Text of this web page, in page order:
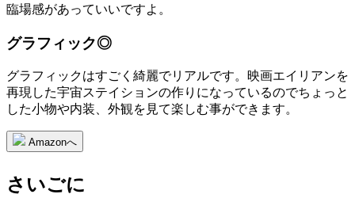
臨場感があっていいですよ。
グラフィック◎
グラフィックはすごく綺麗でリアルです。映画エイリアンを
再現した宇宙ステイションの作りになっているのでちょっと
した小物や内装、外観を見て楽しむ事ができます。
Amazonへ
さいごに